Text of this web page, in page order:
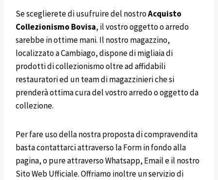
Se sceglierete di usufruire del nostroAcquisto
Collezionismo Bovisa, il vostro oggetto o arredo
sarebbe in ottime mani. Il nostro magazzino,
localizzato a Cambiago, dispone di migliaia di
prodotti di collezionismo oltre ad affidabili
restauratori ed un team di magazzinieri che si
prenderà ottima cura del vostro arredo o oggetto da
collezione.
Per fare uso della nostra proposta di compravendita
basta contattarci attraverso la Form in fondo alla
pagina, o pure attraverso Whatsapp, Email e il nostro
Sito Web Ufficiale. Offriamo inoltre un servizio di